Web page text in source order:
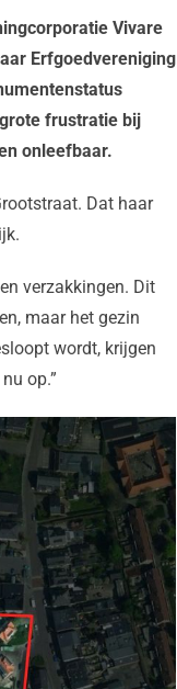
Vivare
Erfgoedvereniging
frustratie bij
onleefbaar.
Dat haar
verzakkingen. Dit
maar het gezin
wordt, krijgen
op.”